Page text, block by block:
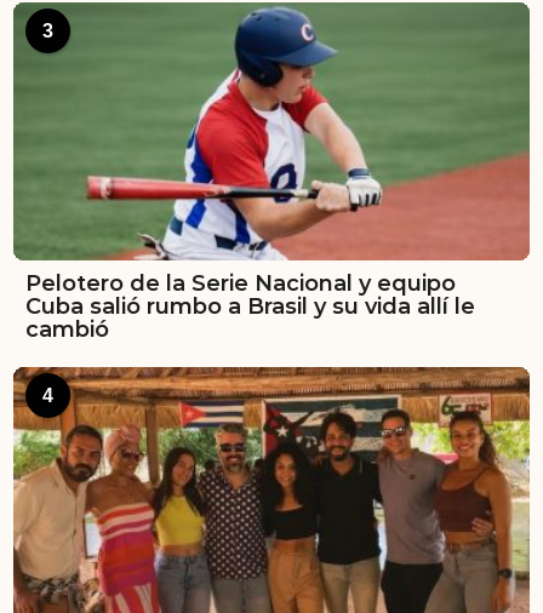
3
Pelotero de la Serie Nacional y equipo
Cuba salió rumbo a Brasil y su vida allí le
cambió
4